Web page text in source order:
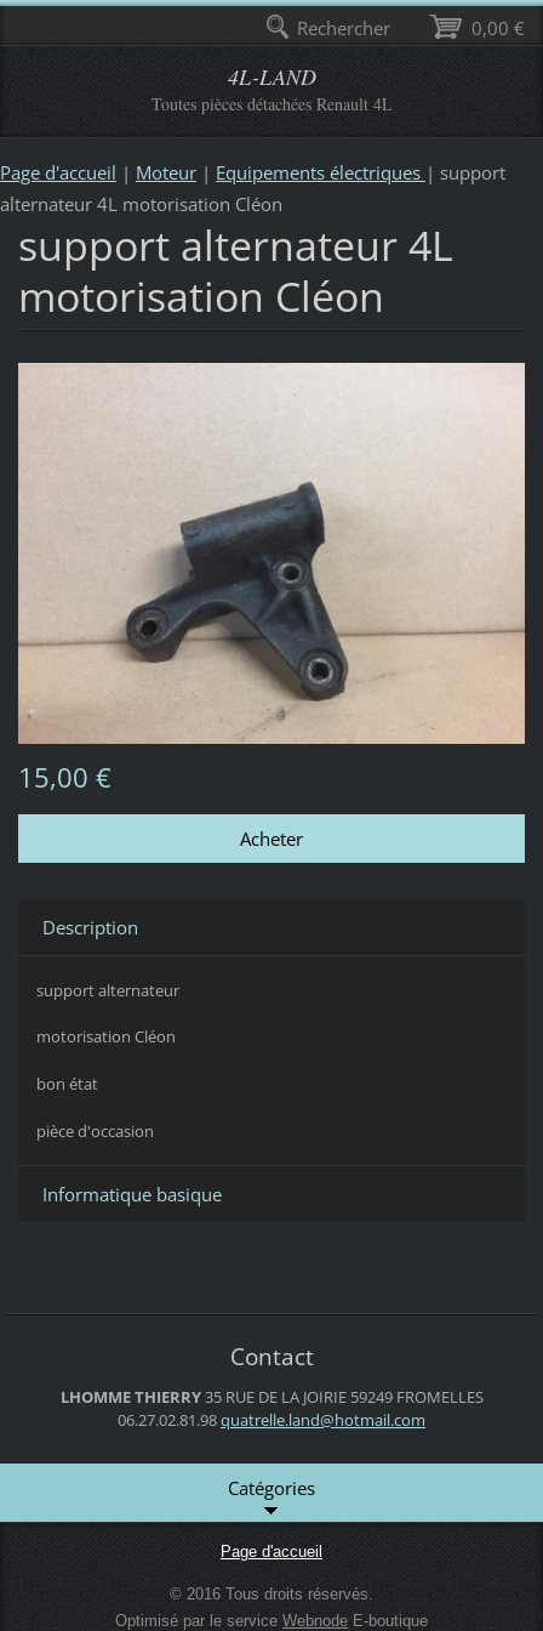
4L-LAND
Toutes pièces détachées Renault 4L
Page d'accueil | Moteur | Equipements électriques | support
alternateur 4L motorisation Cléon
support alternateur 4L
motorisation Cléon
15,00 €
Description
support alternateur
motorisation Cléon
bon état
pièce d'occasion
Informatique basique
Contact
LHOMME THIERRY35 RUE DE LA JOIRIE59249 FROMELLES
06.27.02.81.98quatrelle.land@hotmail.com
Catégories
Page d'accueil
© 2016 Tous droits réservés.
Optimisé par le service Webnode E-boutique
0,00 €
Rechercher